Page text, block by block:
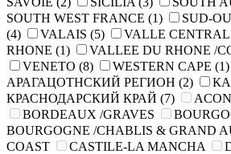
SOUTH WEST FRANCE (1) SUD-
(4)
VALAIS (5) VALLE CENTRAL
RHONE (1) VALLEE DU RHONE /
VENETO (8) WESTERN CAPE (1)
АРАГАЦОТНСКИЙ РЕГИОН (2)
КРАСНОДАРСКИЙ КРАЙ (7)
BORDEAUX /GRAVES
BOURGOGNE /CHABLIS & GRAND
COAST
CASTILE-LA MANCHA